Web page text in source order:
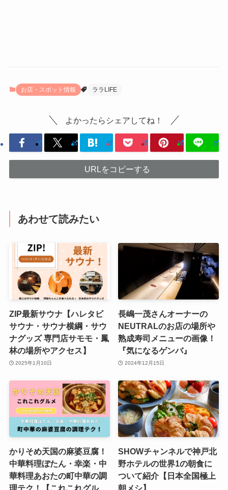
お店・スポット情報 ララLIFE
よかったらシェアしてね！
URLをコピーする
あわせて読みたい
ZIP最新サウナ【ハレタビ
サウナ・サウナ横綱・サウ
ナグッズ 専門店サモモ・鳳
林の場所やアクセス】
2025年1月10日
長嶋一茂さんオーナーの
NEUTRALのお店の場所や
熟成寿司メニューの画像！
『気になるゲンバ』
2024年12月15日
かりそめ天国の麻婆豆腐！
中華料理ぼたん・幸楽・中
華料理あおたの町中華の調
SHOWチャンネルで神戸北
野ホテルの世界1の朝食に
ついて紹介【日本全国極上